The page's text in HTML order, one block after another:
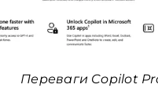
Переваги Copilot